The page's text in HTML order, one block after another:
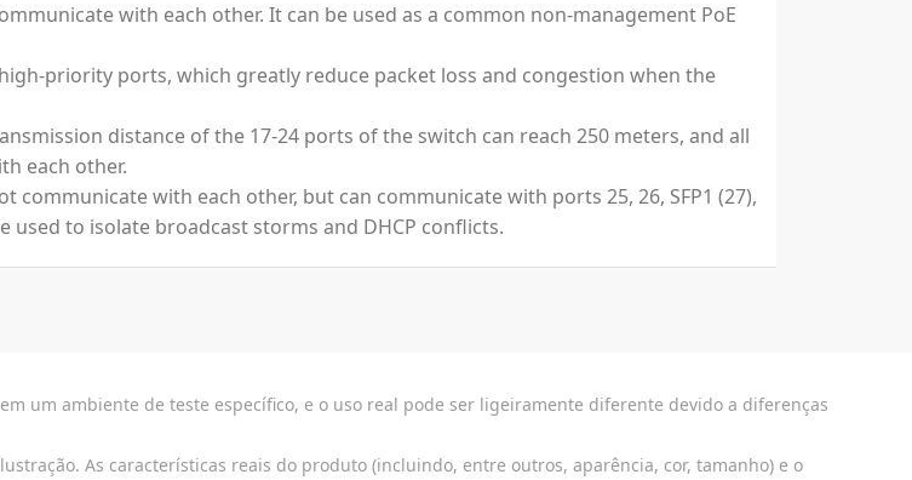
with each other. It can be used as a common non-management PoE
priority ports, which greatly reduce packet loss and congestion when the
distance of the 17-24 ports of the switch can reach 250 meters, and all
each other.
communicate with each other, but can communicate with ports 25, 26, SFP1 (27),
used to isolate broadcast storms and DHCP conflicts.
um ambiente de teste específico, e o uso real pode ser ligeiramente diferente devido a diferenças
As características reais do produto (incluindo, entre outros, aparência, cor, tamanho) e o